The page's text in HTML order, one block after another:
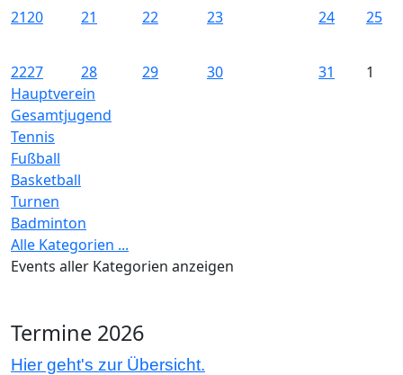
2120 21 22 23 24 25
2227 28 29 30 31
1
Hauptverein
Gesamtjugend
Tennis
Fußball
Basketball
Turnen
Badminton
Alle Kategorien ...
Events aller Kategorien anzeigen
Termine 2026
Hier geht's zur Übersicht.